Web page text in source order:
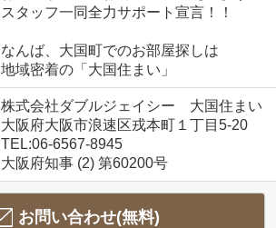
スタッフ一同全力サポート宣言！！
なんば、大国町でのお部屋探しは
地域密着の「大国住まい」
株式会社ダブルジェイシー 大国住まい
大阪府大阪市浪速区戎本町１丁目5-20
TEL:06-6567-8945
大阪府知事 (2) 第60200号
お問い合わせ(無料)